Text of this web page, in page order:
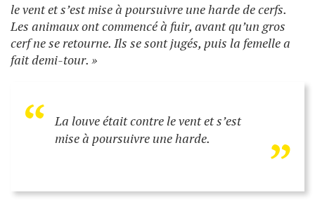
le vent et s’est mise à poursuivre une harde de cerfs.
Les animaux ont commencé à fuir, avant qu’un gros
cerf ne se retourne. Ils se sont jugés, puis la femelle a
fait demi-tour. »
“
La louve était contre le vent et s’est
mise à poursuivre une harde.
„